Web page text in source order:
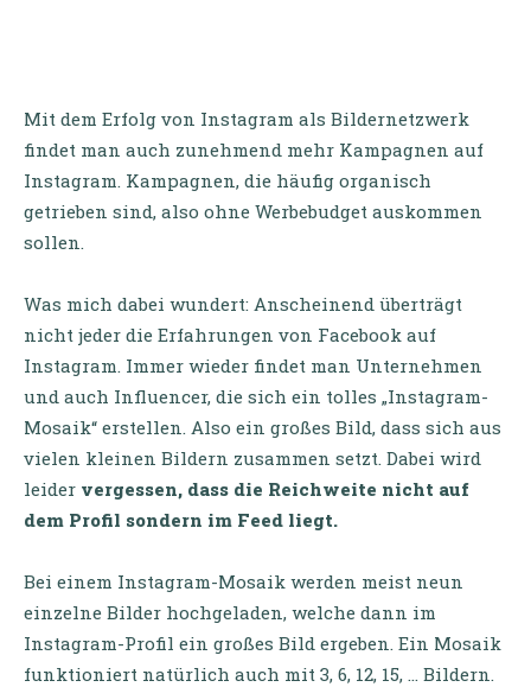
Mit dem Erfolg von Instagram als Bildernetzwerk
findet man auch zunehmend mehr Kampagnen auf
Instagram. Kampagnen, die häufig organisch
getrieben sind, also ohne Werbebudget auskommen
sollen.
Was mich dabei wundert: Anscheinend überträgt
nicht jeder die Erfahrungen von Facebook auf
Instagram. Immer wieder findet man Unternehmen
und auch Influencer, die sich ein tolles „Instagram-
Mosaik“ erstellen. Also ein großes Bild, dass sich aus
vielen kleinen Bildern zusammen setzt. Dabei wird
leider vergessen, dass die Reichweite nicht auf
dem Profil sondern im Feed liegt.
Bei einem Instagram-Mosaik werden meist neun
einzelne Bilder hochgeladen, welche dann im
Instagram-Profil ein großes Bild ergeben. Ein Mosaik
funktioniert natürlich auch mit 3, 6, 12, 15, … Bildern.